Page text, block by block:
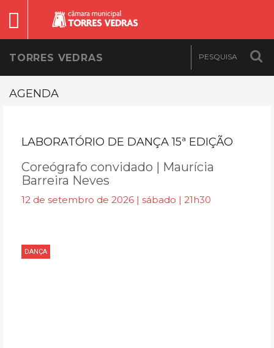
TORRES VEDRAS
AGENDA
LABORATÓRIO DE DANÇA 15ª EDIÇÃO
Coreógrafo convidado | Maurícia
Barreira Neves
12 de setembro de 2026 | sábado | 21h30
DANÇA